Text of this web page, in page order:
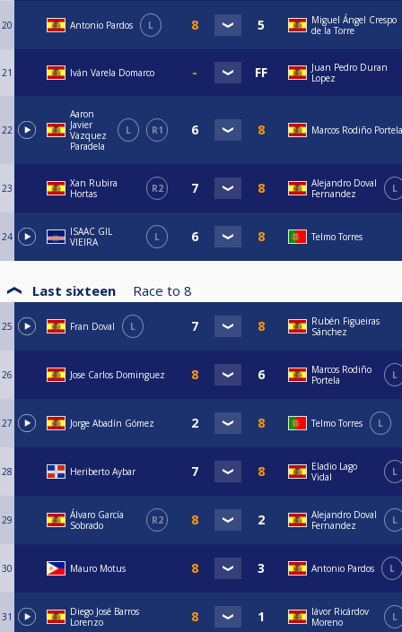
20 Antonio Pardos L
Miguel Ángel Crespo
de la Torre
21 Iván Varela Domarco
Juan Pedro Duran
Lopez
22
Aaron
Javier
Vazquez
Paradela
L R1 Marcos Rodiño Portela
23
Xan Rubira
Hortas
R2
Alejandro Doval
Fernandez
L
24
ISAAC GIL
VIEIRA
L Telmo Torres
Last sixteen Race to 8
25 Fran Doval L
Rubén Figueiras
Sánchez
26 Jose Carlos Dominguez
Marcos Rodiño
Portela
L
27 Jorge Abadín Gómez Telmo Torres L
28 Heriberto Aybar
Eladio Lago
Vidal
L
29
Álvaro García
Sobrado
R2
Alejandro Doval
Fernandez
L
30 Mauro Motus Antonio Pardos L
31
Diego José Barros
Lorenzo
Iávor Ricárdov
Moreno
L